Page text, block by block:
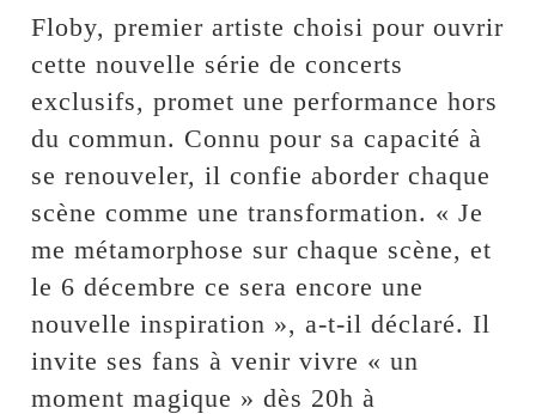
Floby, premier artiste choisi pour ouvrir
cette nouvelle série de concerts
exclusifs, promet une performance hors
du commun. Connu pour sa capacité à
se renouveler, il confie aborder chaque
scène comme une transformation. « Je
me métamorphose sur chaque scène, et
le 6 décembre ce sera encore une
nouvelle inspiration », a-t-il déclaré. Il
invite ses fans à venir vivre « un
moment magique » dès 20h à